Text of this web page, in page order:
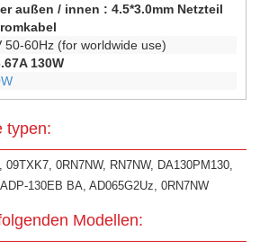
außen / innen :4.5*3.0mm Netzteil
50-60Hz (for worldwide use)
130W
typen:
0RN7NW, RN7NW, DA130PM130,
130EB BA, AD065G2Uz, 0RN7NW
Modellen: